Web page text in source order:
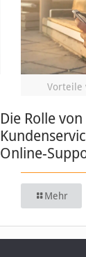
Vorteile
Die Rolle
Online-
Mehr